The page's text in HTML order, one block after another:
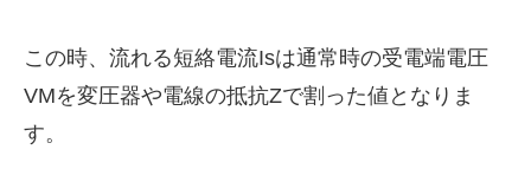
この時、流れる短絡電流Isは通常時の受電端電圧
VMを変圧器や電線の抵抗Zで割った値となりま
す。